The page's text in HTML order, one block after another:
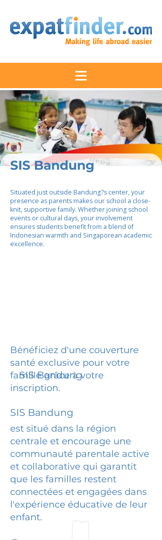
SIS Bandung
Situated just outside Bandung?s center, your
presence as parents makes our school a close-
knit, supportive family. Whether joining school
events or cultural days, your involvement
ensures students benefit from a blend of
Indonesian warmth and Singaporean academic
excellence.
Bénéficiez d'une couverture
santé exclusive pour votre
famille grâce à votre
inscription.
SIS Bandung
SIS Bandung
est situé dans la région
centrale et encourage une
communauté parentale active
et collaborative qui garantit
que les familles restent
connectées et engagées dans
l'expérience éducative de leur
enfant.